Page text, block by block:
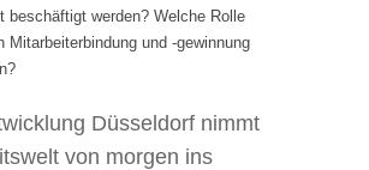
beschäftigt werden? Welche Rolle
Mitarbeiterbindung und -gewinnung
Düsseldorf nimmt
von morgen ins